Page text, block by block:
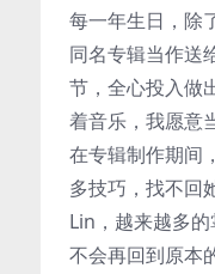
每一年生日，除
同名专辑当作送
节，全心投入做
着音乐，我愿意
在专辑制作期间
多技巧，找不回
Lin，越来越多
不会再回到原本